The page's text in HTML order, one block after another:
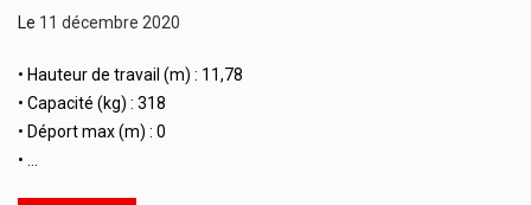
Le 11 décembre 2020
• Hauteur de travail (m) : 11,78
• Capacité (kg) : 318
• Déport max (m) : 0
• …